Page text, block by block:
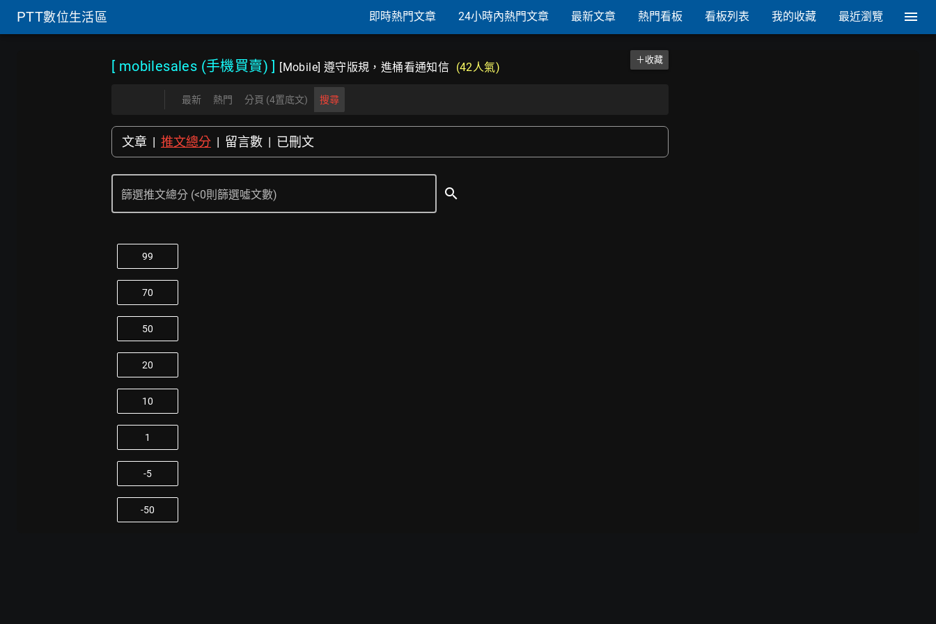
PTT數位生活區 即時熱門文章 24小時內熱門文章 最新文章 熱門看板 看板列表 我的收藏 最近瀏覽
[ mobilesales (手機買賣) ] [Mobile] 遵守版規，進桶看通知信 (42人氣)
＋收藏
最新 熱門 分頁 (4置底文) 搜尋
文章 | 推文總分 | 留言數 | 已刪文
篩選推文總分 (<0則篩選噓文數) search
99
70
50
20
10
1
-5
-50